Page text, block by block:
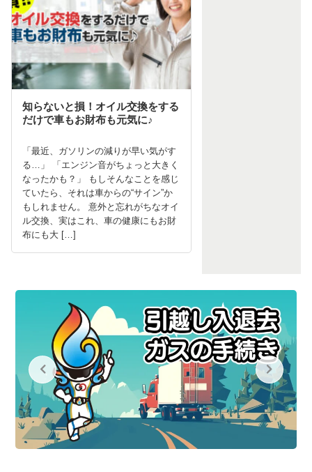
知らないと損！オイル交換をする
だけで車もお財布も元気に♪
「最近、ガソリンの減りが早い気がす
る…」 「エンジン音がちょっと大きく
なったかも？」 もしそんなことを感じ
ていたら、それは車からの“サイン”か
もしれません。 意外と忘れがちなオイ
ル交換、実はこれ、車の健康にもお財
布にも大 […]